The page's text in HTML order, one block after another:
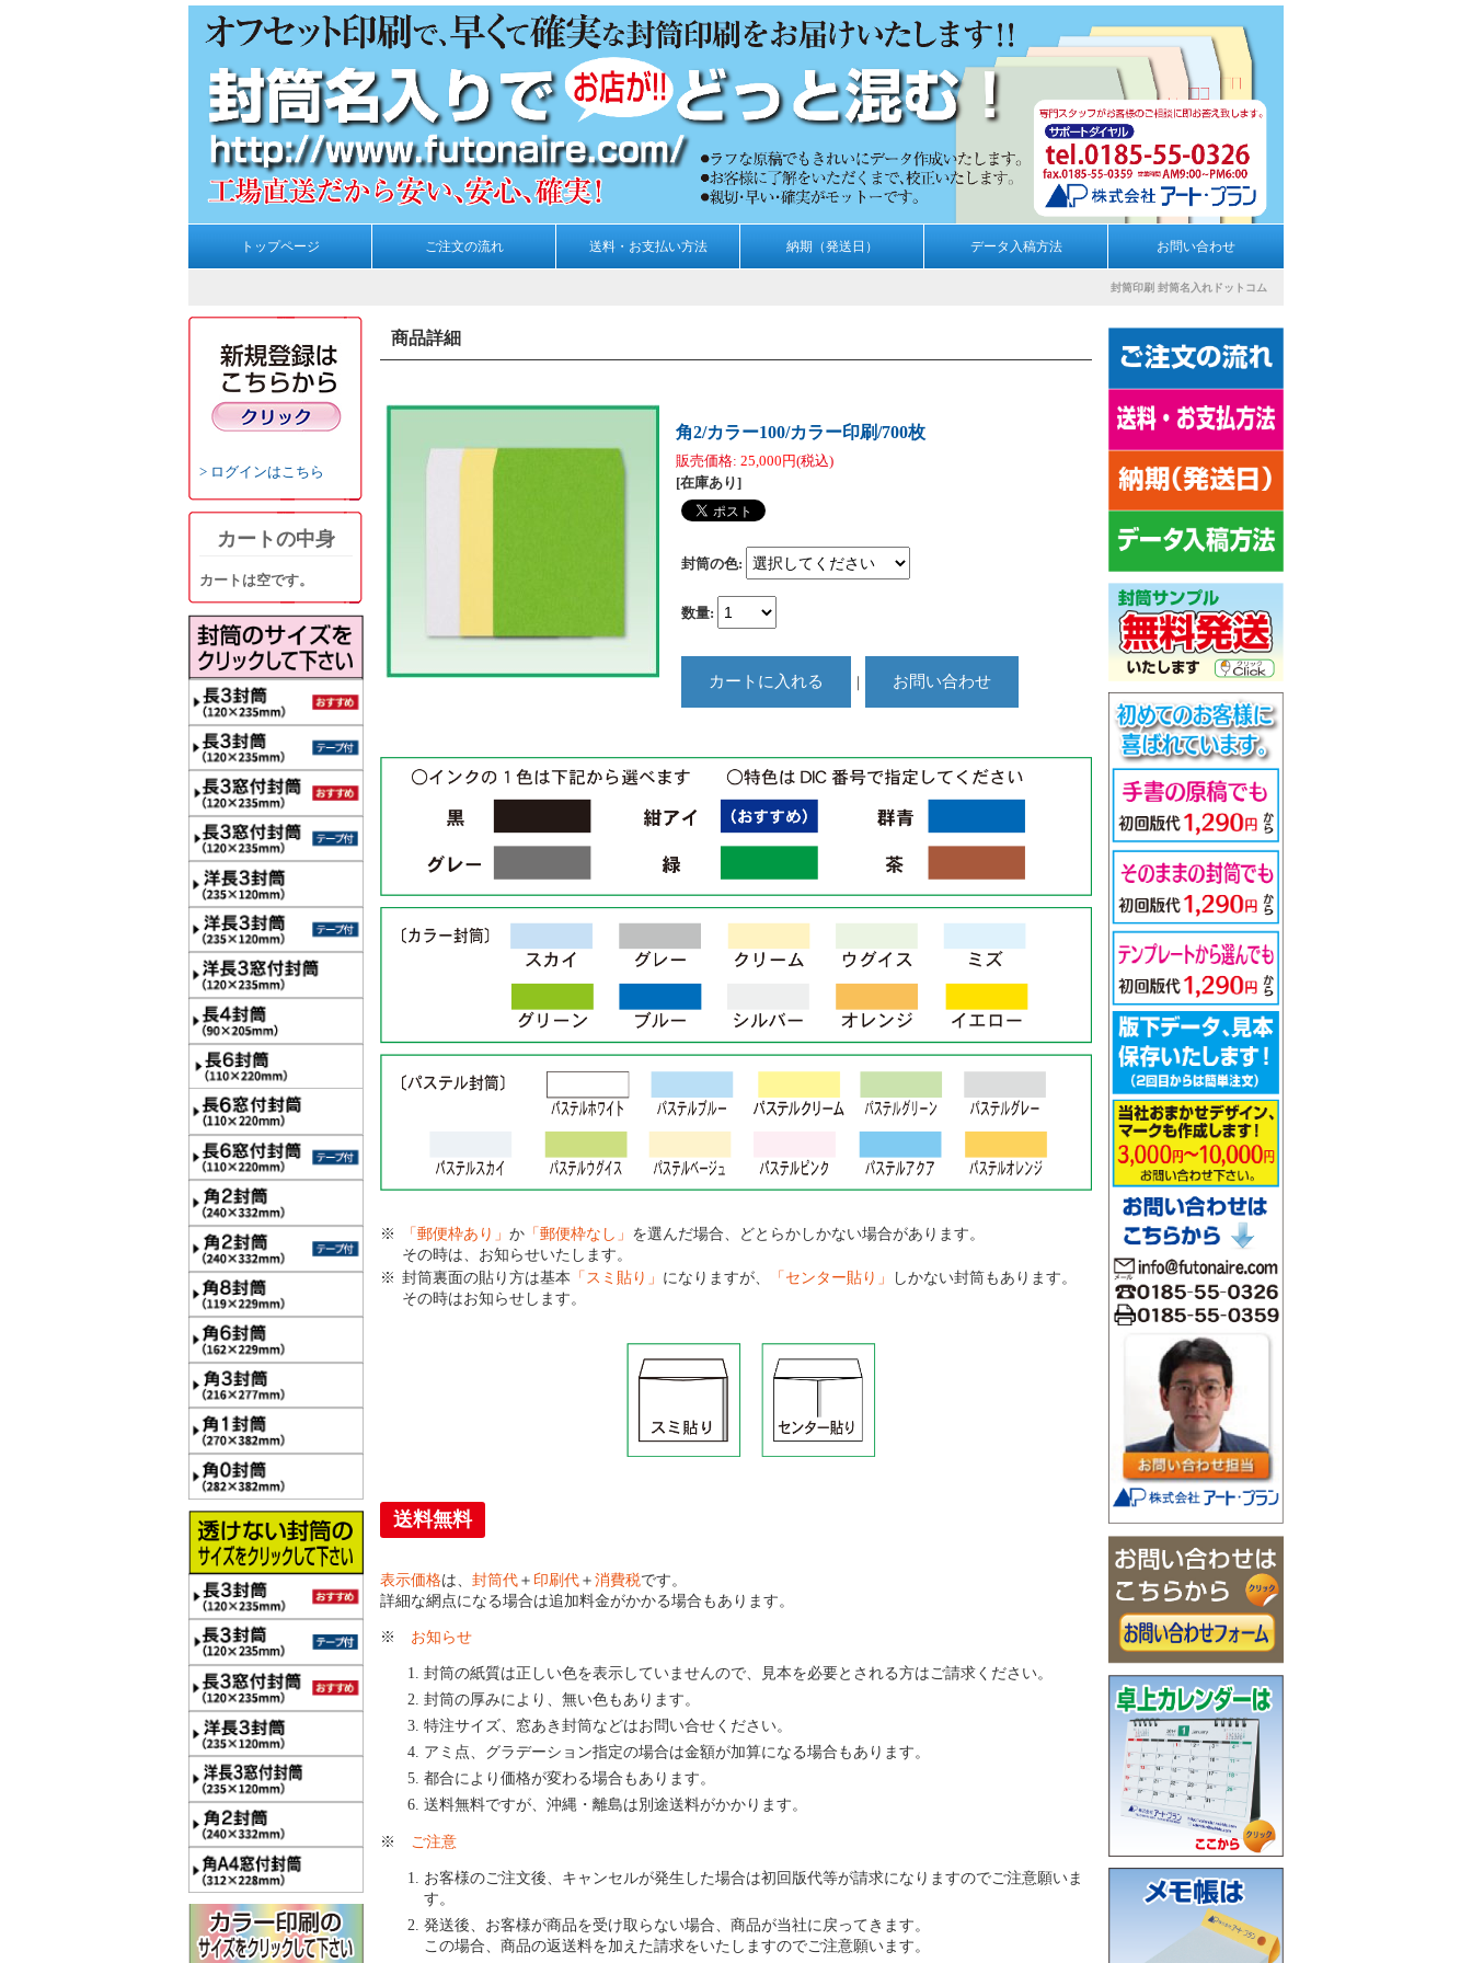
トップページ ご注文の流れ 送料・お支払い方法 納期（発送日） データ入稿方法 お問い合わせ
封筒印刷 封筒名入れドットコム
ログインはこちら
カートの中身
カートは空です。
商品詳細
角2/カラー100/カラー印刷/700枚
販売価格: 25,000円(税込)
[在庫あり]
封筒の色:
数量:
｜
「郵便枠あり」 か 「郵便枠なし」 を選んだ場合、どとらかしかない場合があります。
その時は、お知らせいたします。
封筒裏面の貼り方は基本 「スミ貼り」 になりますが、 「センター貼り」
しかない封筒もあります。
その時はお知らせします。
送料無料
表示価格は、 封筒代 ＋ 印刷代 ＋ 消費税です。
詳細な網点になる場合は追加料金がかかる場合もあります。
※ お知らせ
封筒の紙質は正しい色を表示していませんので、見本を必要とされる方はご請求ください。
封筒の厚みにより、無い色もあります。
特注サイズ、窓あき封筒などはお問い合せください。
アミ点、グラデーション指定の場合は金額が加算になる場合もあります。
都合により価格が変わる場合もあります。
送料無料ですが、沖縄・離島は別途送料がかかります。
※ ご注意
お客様のご注文後、キャンセルが発生した場合は初回版代等が請求になりますのでご注意願いま
す。
発送後、お客様が商品を受け取らない場合、商品が当社に戻ってきます。
この場合、商品の返送料を加えた請求をいたしますのでご注意願います。